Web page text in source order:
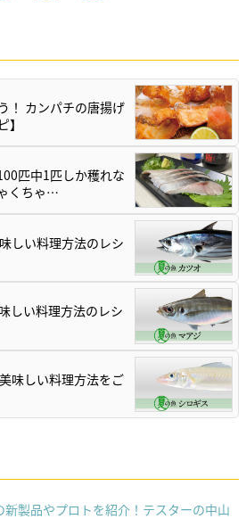
！ カンパチの唐揚げ
】
匹中1匹しか穫れな
くちゃ…
しい料理方法のレシ
しい料理方法のレシ
味しい料理方法をご
新製品やプロトを紹介！テスターの中山